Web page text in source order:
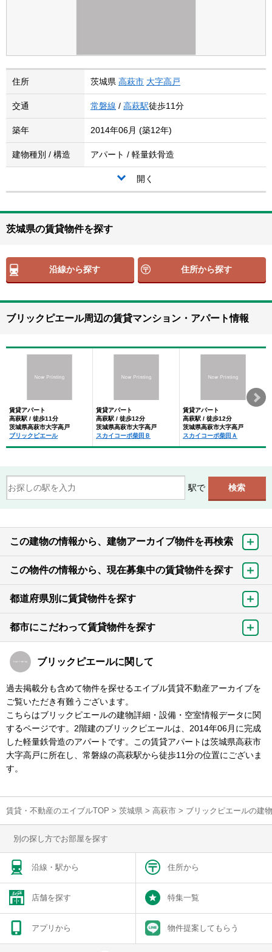
住所 茨城県 高萩市 大字高戸
交通 常磐線 / 高萩駅徒歩11分
築年 2014年06月 (築12年)
建物種別 / 構造 アパート / 軽量鉄骨造
開く
茨城県の賃貸物件を探す
沿線から探す 住所から探す
ブリックピエール周辺の賃貸マンション・アパート情報
賃貸アパート
高萩駅 / 徒歩11分
茨城県高萩市大字高戸
ブリックピエール
賃貸アパート
高萩駅 / 徒歩12分
茨城県高萩市大字高戸
スカイコーポ柴田Ｂ
賃貸アパート
高萩駅 / 徒歩12分
茨城県高萩市大字高戸
スカイコーポ柴田Ａ
駅で
この建物の情報から、建物アーカイブ物件を再検索
この物件の情報から、現在募集中の賃貸物件を探す
都道府県別に賃貸物件を探す
都市にこだわって賃貸物件を探す
ブリックピエールに関して
過去掲載分も含めて物件を探せるエイブル賃貸不動産アーカイブを
ご覧いただき有難うございます。
こちらはブリックピエールの建物詳細・設備・空室情報データに関
するページです。2階建のブリックピエールは、2014年06月に完成
した軽量鉄骨造のアパートです。この賃貸アパートは茨城県高萩市
大字高戸に所在し、常磐線の高萩駅から徒歩11分の位置にございま
す。
賃貸・不動産のエイブルTOP > 茨城県 > 高萩市 > ブリックピエールの建
別の探し方でお部屋を探す
沿線・駅から 住所から
店舗を探す 特集一覧
アプリから 物件提案してもらう